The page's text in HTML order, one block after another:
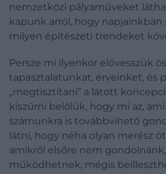
nemzetközi pályaműveket
kapunk arról, hogy napjainkban
milyen építészeti trendeket
Persze mi ilyenkor elővesszük
tapasztalatunkat, érveinket, és
„megtisztítani” a látott
kiszűrni belőlük, hogy mi az,
számunkra is továbbvihető
látni, hogy néha olyan merész
amikről elsőre nem
működhetnek, mégis